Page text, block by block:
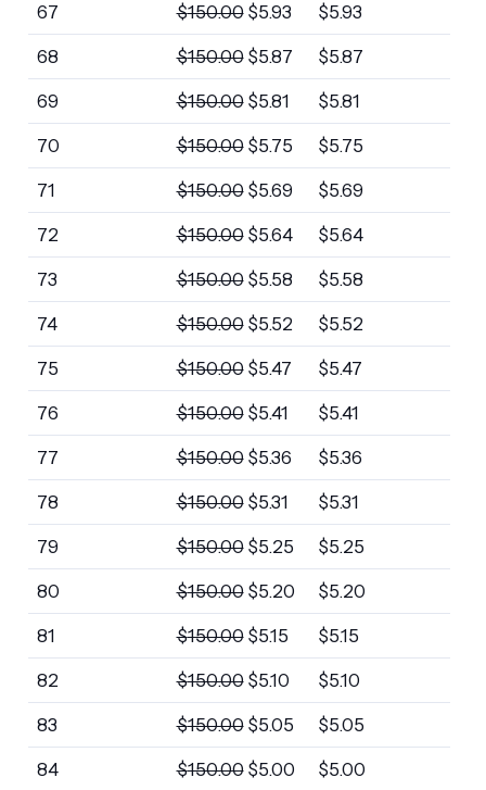
67 $150.00 $5.93 $5.93
68 $150.00 $5.87 $5.87
69 $150.00 $5.81 $5.81
70 $150.00 $5.75 $5.75
71 $150.00 $5.69 $5.69
72 $150.00 $5.64 $5.64
73 $150.00 $5.58 $5.58
74 $150.00 $5.52 $5.52
75 $150.00 $5.47 $5.47
76 $150.00 $5.41 $5.41
77 $150.00 $5.36 $5.36
78 $150.00 $5.31 $5.31
79 $150.00 $5.25 $5.25
80 $150.00 $5.20 $5.20
81 $150.00 $5.15 $5.15
82 $150.00 $5.10 $5.10
83 $150.00 $5.05 $5.05
84 $150.00 $5.00 $5.00